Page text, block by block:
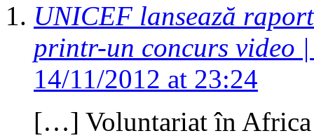
UNICEF lansează
printr-un concurs video
14/11/2012 at 23:24
[…] Voluntariat în